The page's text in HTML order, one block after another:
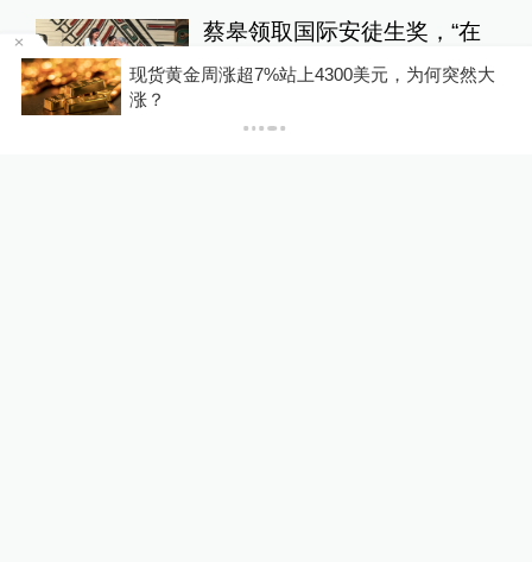
蔡皋领取国际安徒生奖，“在
子”
现货黄金周涨超7%站上4300美元，为何突然大
涨？